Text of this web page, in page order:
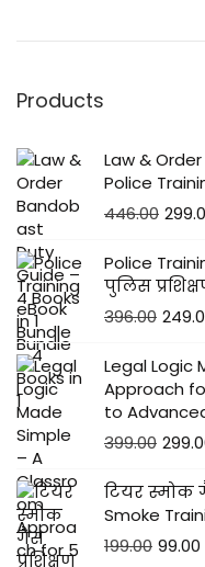
Products
Law &
Police
446.00
Police
पुलिस
396.00
Legal Logic
Approach
to
399.00
टियर स्मोक
Smoke
199.00 99.00